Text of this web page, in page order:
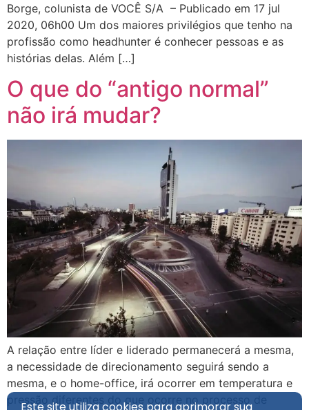
Borge, colunista de VOCÊ S/A – Publicado em 17 jul
2020, 06h00 Um dos maiores privilégios que tenho na
profissão como headhunter é conhecer pessoas e as
histórias delas. Além […]
O que do “antigo normal”
não irá mudar?
A relação entre líder e liderado permanecerá a mesma,
a necessidade de direcionamento seguirá sendo a
mesma, e o home-office, irá ocorrer em temperatura e
pressão diferentes do que ocorre no processo de